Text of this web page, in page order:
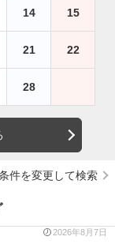
14 15
21 22
28
件を変更して検索
2026年8月7日